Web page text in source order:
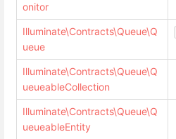
onitor
Illuminate\Contracts\Queue\Q
ueue
Illuminate\Contracts\Queue\Q
ueueableCollection
Illuminate\Contracts\Queue\Q
ueueableEntity